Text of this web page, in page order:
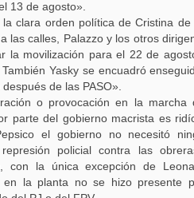
13 de agosto».
clara orden política de Cristina de
las calles, Palazzo y los otros
la movilización para el 22 de
Yasky se encuadró
de las PASO».
o provocación en la marcha
parte del gobierno macrista es
el gobierno no necesitó
policial contra las
con la única excepción de
en la planta no se hizo presente